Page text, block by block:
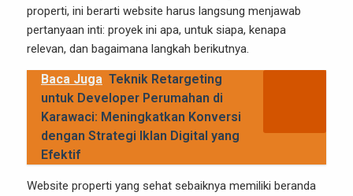
properti, ini berarti website harus langsung menjawab
pertanyaan inti: proyek ini apa, untuk siapa, kenapa
relevan, dan bagaimana langkah berikutnya.
Baca Juga Teknik Retargeting
untuk Developer Perumahan di
Karawaci: Meningkatkan Konversi
dengan Strategi Iklan Digital yang
Efektif
Website properti yang sehat sebaiknya memiliki beranda